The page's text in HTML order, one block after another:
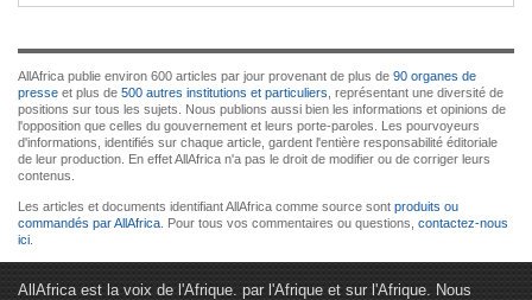
AllAfrica publie environ 600 articles par jour provenant de plus de 90 organes de
presse et plus de 500 autres institutions et particuliers , représentant une diversité de
positions sur tous les sujets. Nous publions aussi bien les informations et opinions de
l'opposition que celles du gouvernement et leurs porte-paroles. Les pourvoyeurs
d'informations, identifiés sur chaque article, gardent l'entière responsabilité éditoriale
de leur production. En effet AllAfrica n'a pas le droit de modifier ou de corriger leurs
contenus.
Les articles et documents identifiant AllAfrica comme source sont produits ou
commandés par AllAfrica . Pour tous vos commentaires ou questions, contactez-nous
ici
AllAfrica est la voix de l'Afrique. par l'Afrique et sur l'Afrique. Nous